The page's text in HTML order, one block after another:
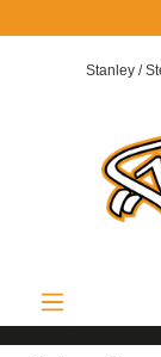
Stanley /